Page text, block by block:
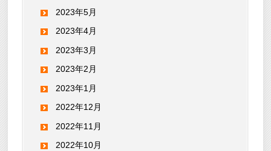
2023年5月
2023年4月
2023年3月
2023年2月
2023年1月
2022年12月
2022年11月
2022年10月